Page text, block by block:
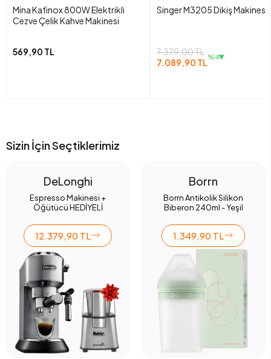
Mina Kafinox 800W Elektrikli
Cezve Çelik Kahve Makinesi
569,90 TL
Singer M3205 Dikiş Makinesi
7.379,00 TL
7.089,90 TL %4
Sizin İçin Seçtiklerimiz
DeLonghi
Espresso Makinesi +
Öğütücü HEDİYELİ
12.379,90 TL
Borrn
Borrn Antikolik Silikon
Biberon 240ml - Yeşil
1.349,90 TL